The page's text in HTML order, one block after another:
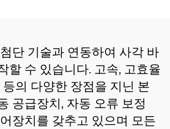
단 기술과 연동하여 사각 바
할 수 있습니다. 고속, 고효율
의 다양한 장점을 지닌 본
공급장치, 자동 오류 보정
장치를 갖추고 있으며 모든